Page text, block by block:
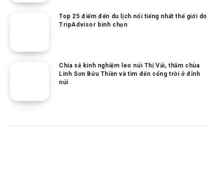
Top 25 điểm đến du lịch nổi tiếng nhất thế giới do
TripAdvisor bình chọn
Chia sẻ kinh nghiệm leo núi Thị Vải, thăm chùa
Linh Sơn Bửu Thiền và tìm đến cổng trời ở đỉnh
núi